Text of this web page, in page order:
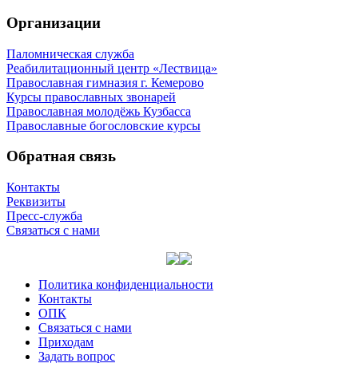
Организации
Паломническая служба
Реабилитационный центр «Лествица»
Православная гимназия г. Кемерово
Курсы православных звонарей
Православная молодёжь Кузбасса
Православные богословские курсы
Обратная связь
Контакты
Реквизиты
Пресс-служба
Связаться с нами
Политика конфиденциальности
Контакты
ОПК
Связаться с нами
Приходам
Задать вопрос